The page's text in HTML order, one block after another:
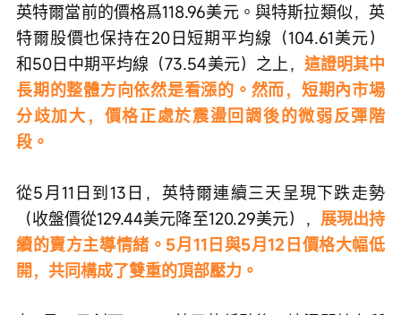
英特爾當前的價格爲118.96美元。與特斯拉類似，英
特爾股價也保持在20日短期平均線（104.61美元）
和50日中期平均線（73.54美元）之上， 這證明其中
長期的整體方向依然是看漲的。然而，短期內市場
分歧加大，價格正處於震盪回調後的微弱反彈階
段。
從5月11日到13日，英特爾連續三天呈現下跌走勢
（收盤價從129.44美元降至120.29美元）， 展現出持
續的賣方主導情緒。5月11日與5月12日價格大幅低
開，共同構成了雙重的頂部壓力。